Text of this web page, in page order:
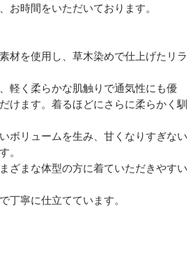
時間をいただいております。
材を使用し、草木染めで仕上げたリラ
軽く柔らかな肌触りで通気性にも優
けます。着るほどにさらに柔らかく馴
ボリュームを生み、甘くなりすぎない
。
ざまな体型の方に着ていただきやすい
丁寧に仕立てています。